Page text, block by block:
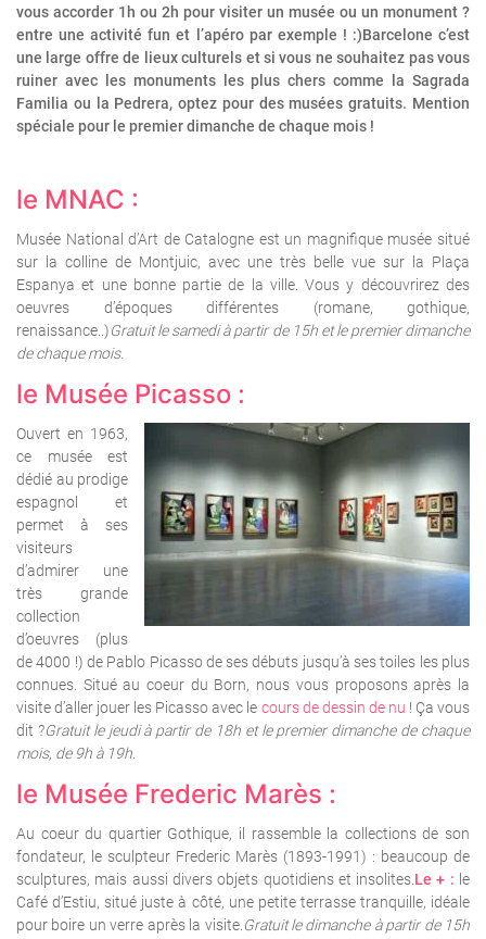
vous accorder 1h ou 2h pour visiter un musée ou un monument ?
entre une activité fun et l’apéro par exemple ! :)Barcelone c’est
une large offre de lieux culturels et si vous ne souhaitez pas vous
ruiner avec les monuments les plus chers comme la Sagrada
Familia ou la Pedrera, optez pour des musées gratuits. Mention
spéciale pour le premier dimanche de chaque mois !
le MNAC :
Musée National d’Art de Catalogne est un magnifique musée situé
sur la colline de Montjuic, avec une très belle vue sur la Plaça
Espanya et une bonne partie de la ville. Vous y découvrirez des
oeuvres d’époques différentes (romane, gothique,
renaissance..)Gratuit le samedi à partir de 15h et le premier dimanche
de chaque mois.
le Musée Picasso :
Ouvert en 1963,
ce musée est
dédié au prodige
espagnol et
permet à ses
visiteurs
d’admirer une
très grande
collection
d’oeuvres (plus
de 4000 !) de Pablo Picasso de ses débuts jusqu’à ses toiles les plus
connues. Situé au coeur du Born, nous vous proposons après la
visite d’aller jouer les Picasso avec le cours de dessin de nu ! Ça vous
dit ?Gratuit le jeudi à partir de 18h et le premier dimanche de chaque
mois, de 9h à 19h.
le Musée Frederic Marès :
Au coeur du quartier Gothique, il rassemble la collections de son
fondateur, le sculpteur Frederic Marès (1893-1991) : beaucoup de
sculptures, mais aussi divers objets quotidiens et insolites.Le + : le
Café d’Estiu, situé juste à côté, une petite terrasse tranquille, idéale
pour boire un verre après la visite.Gratuit le dimanche à partir de 15h